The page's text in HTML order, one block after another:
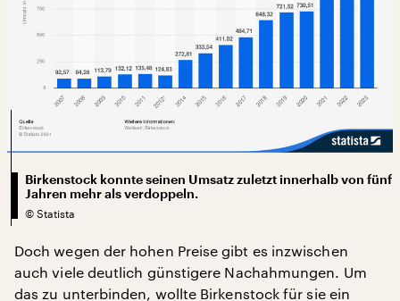
Birkenstock konnte seinen Umsatz zuletzt innerhalb von fünf
Jahren mehr als verdoppeln.
© Statista
Doch wegen der hohen Preise gibt es inzwischen
auch viele deutlich günstigere Nachahmungen. Um
das zu unterbinden, wollte Birkenstock für sie ein